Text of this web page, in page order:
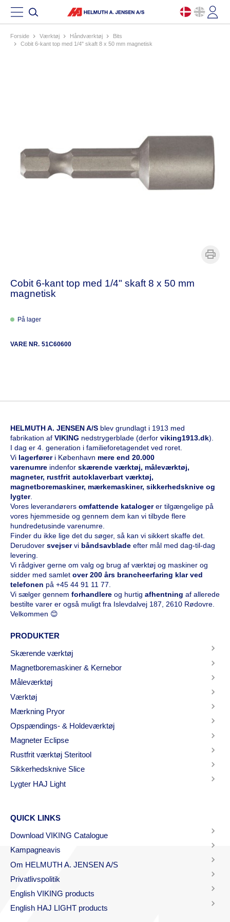
Forside værktøj håndværktøj
bits
cobit 6-kant top med 1/4" skaft 8 x 50 mm magnetisk
Cobit 6-kant top med 1/4" skaft 8 x 50 mm
magnetisk
På lager
VARE NR. 51C60600
HELMUTH A. JENSEN A/S blev grundlagt i 1913 med
fabrikation af VIKING nedstrygerblade (derfor viking1913.dk).
I dag er 4. generation i familieforetagendet ved roret.
Vi lagerfører i København mere end 20.000
varenumre indenfor skærende værktøj, måleværktøj,
magneter, rustfrit autoklaverbart værktøj,
magnetboremaskiner, mærkemaskiner, sikkerhedsknive og
lygter.
Vores leverandørers omfattende katalogerer tilgængelige på
vores hjemmeside og gennem dem kan vi tilbyde flere
hundredetusinde varenumre.
Finder du ikke lige det du søger, så kan vi sikkert skaffe det.
Derudover svejservi båndsavblade efter mål med dag-til-dag
levering.
Vi rådgiver gerne om valg og brug af værktøj og maskiner og
sidder med samlet over 200 års brancheerfaring klar ved
telefonen på +45 44 91 11 77
Vi sælger gennem forhandlere og hurtig afhentning af allerede
bestilte varer er også muligt fra Islevdalvej 187, 2610 Rødovre.
Velkommen 😊
PRODUKTER
Skærende værktøj
Magnetboremaskiner & Kernebor
Måleværktøj
Værktøj
Mærkning Pryor
Opspændings- & Holdeværktøj
Magneter Eclipse
Rustfrit værktøj Steritool
Sikkerhedsknive Slice
Lygter HAJ Light
QUICK LINKS
Download VIKING Catalogue
Kampagneavis
Om HELMUTH A. JENSEN A/S
Privatlivspolitik
English VIKING products
English HAJ LIGHT products